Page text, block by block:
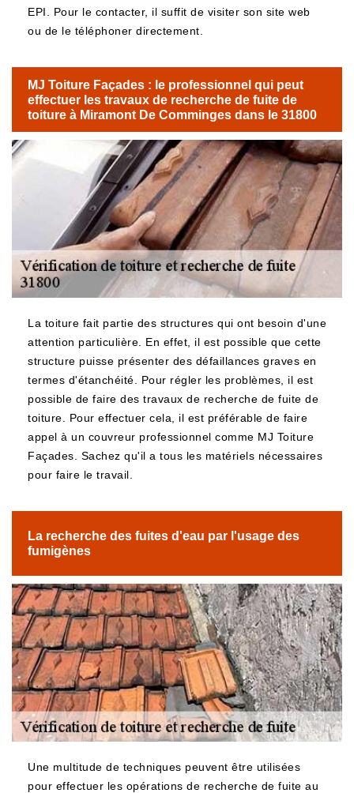
EPI. Pour le contacter, il suffit de visiter son site web
ou de le téléphoner directement.
MJ Toiture Façades : le professionnel qui peut
effectuer les travaux de recherche de fuite de
toiture à Miramont De Comminges dans le 31800
La toiture fait partie des structures qui ont besoin d'une
attention particulière. En effet, il est possible que cette
structure puisse présenter des défaillances graves en
termes d'étanchéité. Pour régler les problèmes, il est
possible de faire des travaux de recherche de fuite de
toiture. Pour effectuer cela, il est préférable de faire
appel à un couvreur professionnel comme MJ Toiture
Façades. Sachez qu'il a tous les matériels nécessaires
pour faire le travail.
La recherche des fuites d'eau par l'usage des
fumigènes
Une multitude de techniques peuvent être utilisées
pour effectuer les opérations de recherche de fuite au